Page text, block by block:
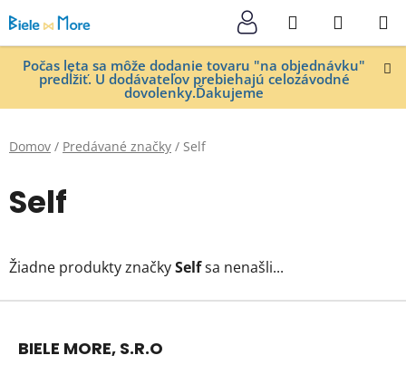
na
obsah
Počas leta sa môže dodanie tovaru "na objednávku"
predĺžiť. U dodávateľov prebiehajú celozávodné
dovolenky.Ďakujeme
Hľadať
KOŠÍK
Domov / Predávané značky / Self
Self
Žiadne produkty značkySelfsa nenašli...
Z
BIELE MORE, S.R.O